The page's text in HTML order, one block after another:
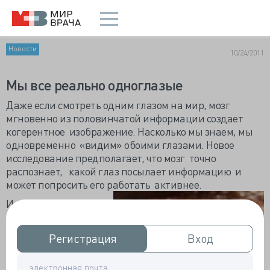
Регистрация
Регистрация Вход
Вход
Новости 10/24/2011
Мы все реально одноглазые
Даже если смотреть одним глазом на мир, мозг
мгновенно из половинчатой информации создает
когерентное изображение. Насколько мы знаем, мы
одновременно «видим» обоими глазами. Новое
исследование предполагает, что мозг точно
распознает, какой глаз посылает информацию и
может попросить его работать активнее.
Исследователи
провели два
эксперимента,
каждый с шестью
наблюдателями от 20